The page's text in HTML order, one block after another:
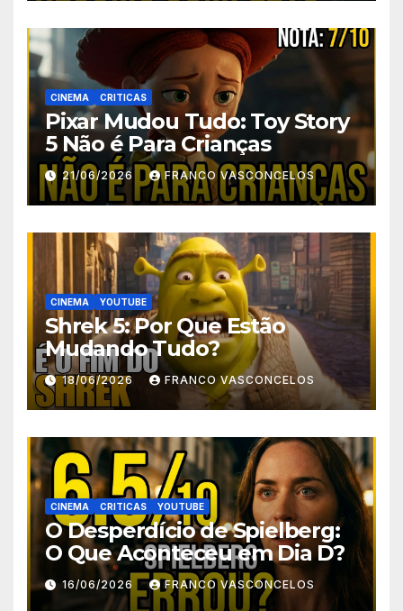
CINEMA CRITICAS
Pixar Mudou Tudo: Toy Story
5 Não é Para Crianças
21/06/2026 FRANCO VASCONCELOS
CINEMA YOUTUBE
Shrek 5: Por Que Estão
Mudando Tudo?
18/06/2026 FRANCO VASCONCELOS
CINEMA CRITICAS YOUTUBE
O Desperdício de Spielberg:
O Que Aconteceu em Dia D?
16/06/2026 FRANCO VASCONCELOS